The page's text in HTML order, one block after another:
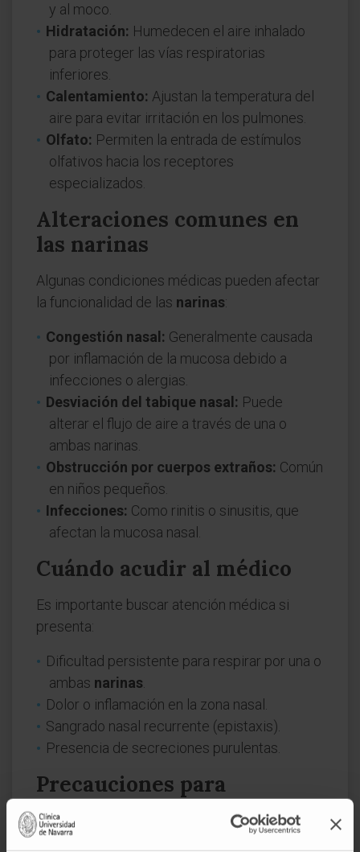
y al moco.
Hidratación: Humedecen el aire inhalado
para proteger las vías respiratorias
inferiores.
Calentamiento: Ajustan la temperatura del
aire para evitar irritación en los pulmones.
Olfato: Permiten la entrada de estímulos
olfativos hacia los receptores
especializados.
Alteraciones comunes en
las narinas
Algunas condiciones médicas pueden afectar
la funcionalidad de las narinas:
Congestión nasal: Generalmente causada
por inflamación de la mucosa debido a
infecciones o alergias.
Desviación del tabique nasal: Puede
alterar el flujo de aire a través de una o
ambas narinas.
Obstrucción por cuerpos extraños: Común
en niños pequeños.
Infecciones: Como rinitis o sinusitis, que
afectan la mucosa nasal.
Cuándo acudir al médico
Es importante buscar atención médica si
presenta:
Dificultad persistente para respirar por una o
ambas narinas
Dolor o inflamación en la zona nasal.
Sangrado nasal recurrente (epistaxis).
Presencia de secreciones purulentas.
Precauciones para
mantener la salud de las
narinas